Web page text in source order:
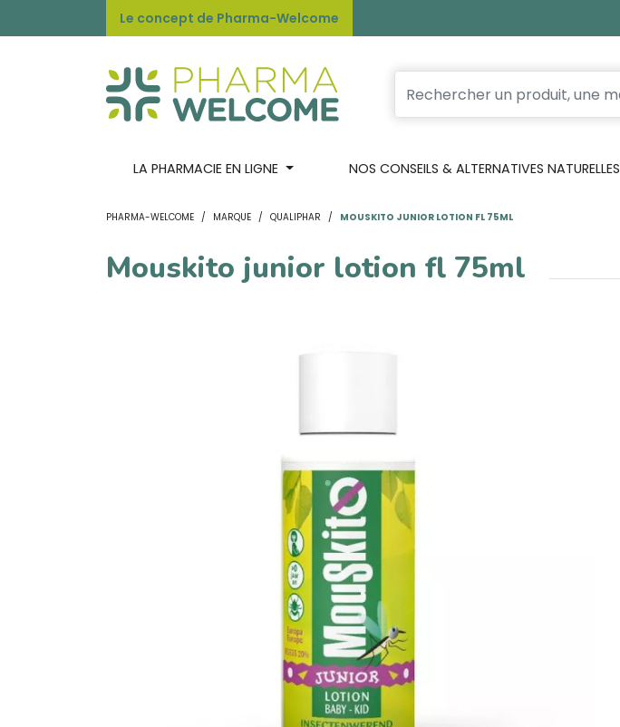
Le concept de Pharma-Welcome
LA PHARMACIE EN LIGNE NOS CONSEILS & ALTERNATIVES NATURELLES
PHARMA-WELCOME MARQUE QUALIPHAR MOUSKITO JUNIOR LOTION FL 75ML
Mouskito junior lotion fl 75ml